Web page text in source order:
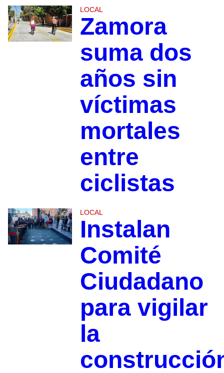
LOCAL
Zamora
suma dos
años sin
víctimas
mortales
entre
ciclistas
LOCAL
Instalan
Comité
Ciudadano
para vigilar
la